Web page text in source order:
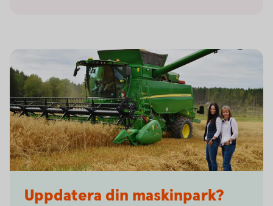
Uppdatera din maskinpark?